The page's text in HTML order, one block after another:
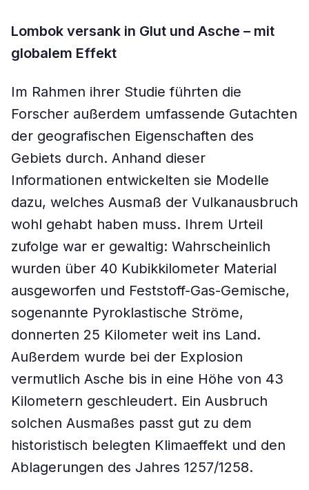
Lombok versank in Glut und Asche – mit
globalem Effekt
Im Rahmen ihrer Studie führten die
Forscher außerdem umfassende Gutachten
der geografischen Eigenschaften des
Gebiets durch. Anhand dieser
Informationen entwickelten sie Modelle
dazu, welches Ausmaß der Vulkanausbruch
wohl gehabt haben muss. Ihrem Urteil
zufolge war er gewaltig: Wahrscheinlich
wurden über 40 Kubikkilometer Material
ausgeworfen und Feststoff-Gas-Gemische,
sogenannte Pyroklastische Ströme,
donnerten 25 Kilometer weit ins Land.
Außerdem wurde bei der Explosion
vermutlich Asche bis in eine Höhe von 43
Kilometern geschleudert. Ein Ausbruch
solchen Ausmaßes passt gut zu dem
historistisch belegten Klimaeffekt und den
Ablagerungen des Jahres 1257/1258.